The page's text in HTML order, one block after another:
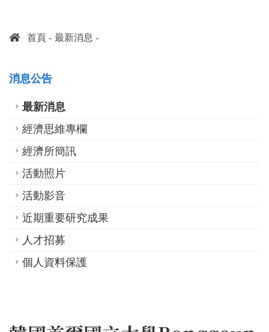
首頁 最新消息
消息公告
最新消息
經濟思維專欄
經濟所簡訊
活動照片
活動影音
近期重要研究成果
人才招募
個人資料保護